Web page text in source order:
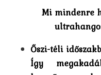
Mi mindenre
Őszi-téli
Így